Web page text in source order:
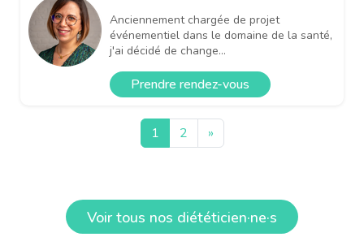
Anciennement chargée de projet
événementiel dans le domaine de la santé,
j'ai décidé de change...
Prendre rendez-vous
1 2 »
Voir tous nos diététicien·ne·s